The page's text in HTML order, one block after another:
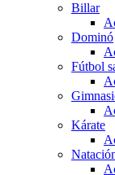
Billar
Dominó
Fútbol
Kárate